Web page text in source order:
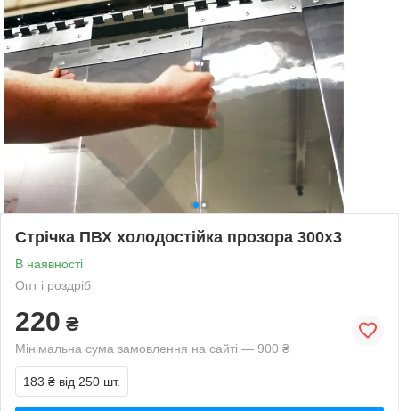
Стрічка ПВХ холодостійка прозора 300х3
В наявності
Опт і роздріб
220 ₴
Мінімальна сума замовлення на сайті — 900 ₴
183 ₴ від 250 шт.